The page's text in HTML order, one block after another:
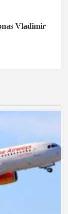
Vladimir